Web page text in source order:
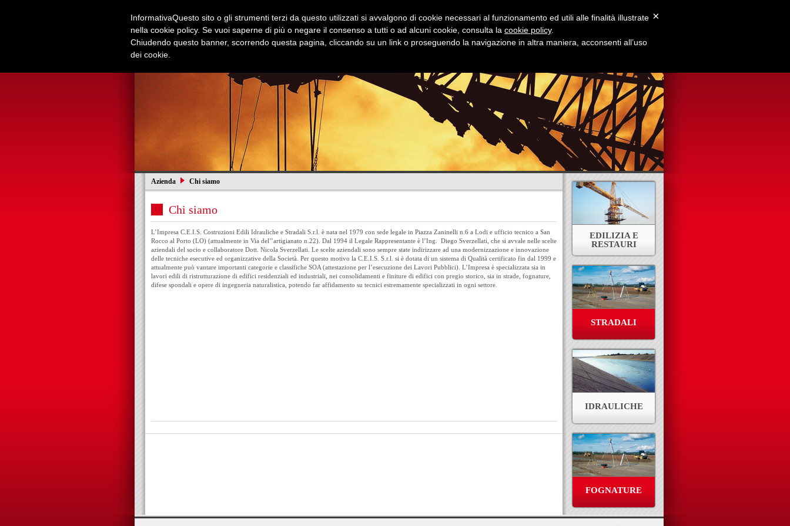
Azienda Chi siamo
Chi siamo
L’Impresa C.E.I.S. Costruzioni Edili Idrauliche e Stradali S.r.l. è nata nel 1979 con sede legale in Piazza Zaninelli n.6 a Lodi e ufficio tecnico a San
Rocco al Porto (LO) (attualmente in Via del’’artigianato n.22). Dal 1994 il Legale Rappresentante è l’Ing. Diego Sverzellati, che si avvale nelle scelte
aziendali del socio e collaboratore Dott. Nicola Sverzellati. Le scelte aziendali sono sempre state indirizzare ad una modernizzazione e innovazione
delle tecniche esecutive ed organizzative della Società. Per questo motivo la C.E.I.S. S.r.l. si è dotata di un sistema di Qualità certificato fin dal 1999 e
attualmente può vantare importanti categorie e classifiche SOA (attestazione per l’esecuzione dei Lavori Pubblici). L’Impresa è specializzata sia in
lavori edili di ristrutturazione di edifici residenziali ed industriali, nei consolidamenti e finiture di edifici con pregio storico, sia in strade, fognature,
difese spondali e opere di ingegneria naturalistica, potendo far affidamento su tecnici estremamente specializzati in ogni settore.
EDILIZIA E
RESTAURI
STRADALI
IDRAULICHE
FOGNATURE
×
InformativaQuesto sito o gli strumenti terzi da questo utilizzati si avvalgono di cookie necessari al funzionamento ed utili alle finalità illustrate
nella cookie policy. Se vuoi saperne di più o negare il consenso a tutti o ad alcuni cookie, consulta la cookie policy.
Chiudendo questo banner, scorrendo questa pagina, cliccando su un link o proseguendo la navigazione in altra maniera, acconsenti all’uso
dei cookie.